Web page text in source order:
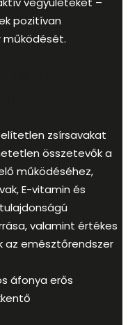
pozitívan
működését.
zsírsavakat
összetevők a
működéséhez,
E-vitamin és
valamint értékes
az emésztőrendszer
áfonya erős